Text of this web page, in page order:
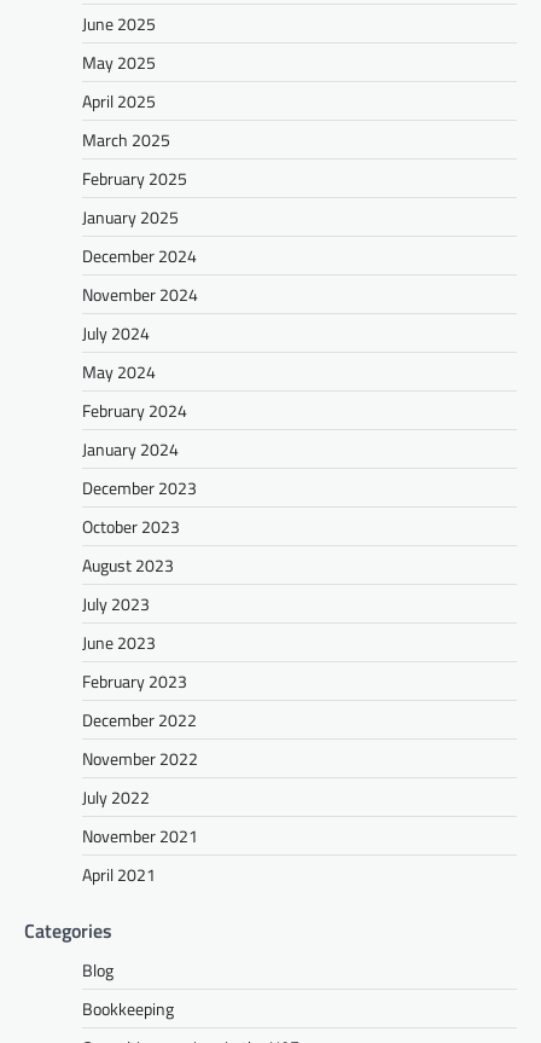
June 2025
May 2025
April 2025
March 2025
February 2025
January 2025
December 2024
November 2024
July 2024
May 2024
February 2024
January 2024
December 2023
October 2023
August 2023
July 2023
June 2023
February 2023
December 2022
November 2022
July 2022
November 2021
April 2021
Categories
Blog
Bookkeeping